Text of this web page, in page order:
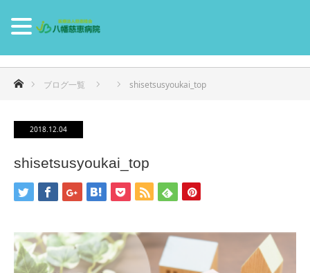
ホームブログ一覧 shisetsusyoukai_top
2018.12.04
shisetsusyoukai_top